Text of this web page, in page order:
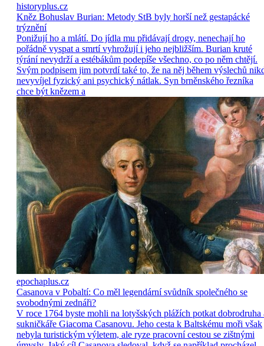
historyplus.cz
Kněz Bohuslav Burian: Metody StB byly horší než gestapácké
trýznění
Ponižují ho a mlátí. Do jídla mu přidávají drogy, nenechají ho
pořádně vyspat a smrtí vyhrožují i jeho nejbližším. Burian kruté
týrání nevydrží a estébákům podepíše všechno, co po něm chtějí.
Svým podpisem jim potvrdí také to, že na něj během výslechů
nevyvíjel fyzický ani psychický nátlak. Syn brněnského řezníka
chce být knězem a
epochaplus.cz
Casanova v Pobaltí: Co měl legendární svůdník společného se
svobodnými zednáři?
V roce 1764 byste mohli na lotyšských plážích potkat dobrodruha
sukničkáře Giacoma Casanovu. Jeho cesta k Baltskému moři však
nebyla turistickým výletem, ale ryze pracovní cestou se zištnými